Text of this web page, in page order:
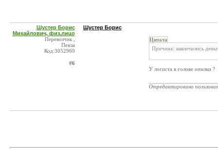
Шустер Борис
Михайлович, физ.лицо
Перевозчик ,
Пенза
Код:3052969
#6
Шустер Борис
Цитата
Причина: закончились
У логиста в голове опилки ?
Отредактировано